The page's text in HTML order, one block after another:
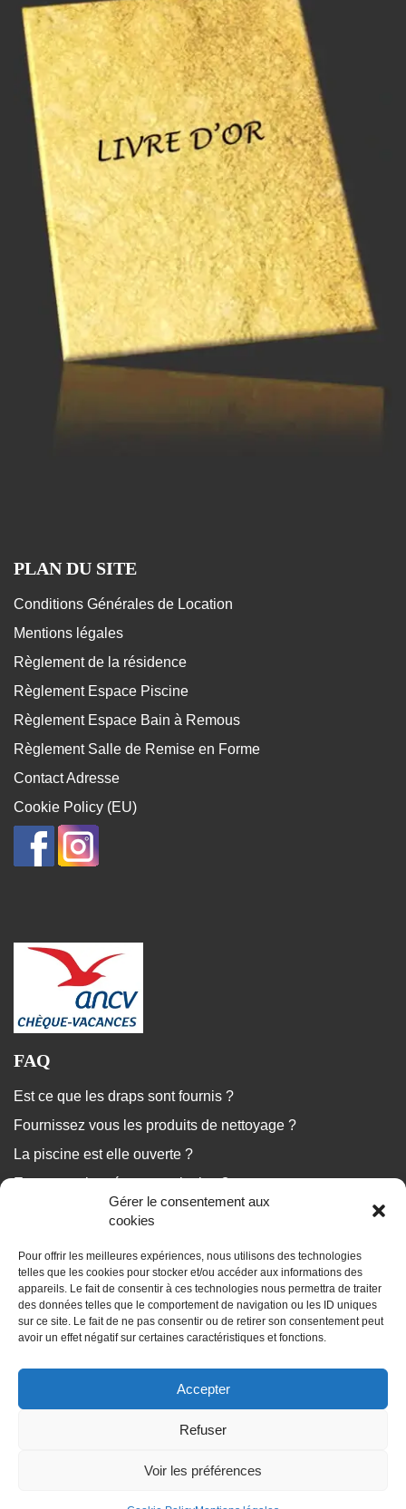
Gérer le consentement aux
cookies
Pour offrir les meilleures expériences, nous utilisons des technologies
telles que les cookies pour stocker et/ou accéder aux informations des
appareils. Le fait de consentir à ces technologies nous permettra de traiter
des données telles que le comportement de navigation ou les ID uniques
sur ce site. Le fait de ne pas consentir ou de retirer son consentement peut
avoir un effet négatif sur certaines caractéristiques et fonctions.
Accepter
Refuser
Voir les préférences
Voir les disponibilités
PLAN DU SITE
Conditions Générales de Location
Mentions légales
Règlement de la résidence
Règlement Espace Piscine
Règlement Espace Bain à Remous
Règlement Salle de Remise en Forme
Contact Adresse
Cookie Policy (EU)
FAQ
Est ce que les draps sont fournis ?
Fournissez vous les produits de nettoyage ?
La piscine est elle ouverte ?
Est ce que le ménage est inclus ?
Nous répondons à vos questions
Les dossiers de vos vacances